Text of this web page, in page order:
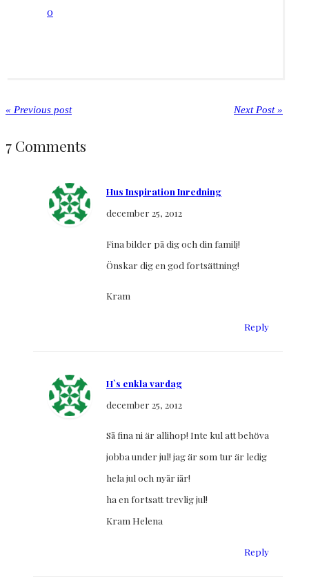
0
« Previous post Next Post »
7 Comments
Hus Inspiration Inredning
december 25, 2012
Fina bilder på dig och din familj!
Önskar dig en god fortsättning!
Kram
Reply
H`s enkla vardag
december 25, 2012
Så fina ni är allihop! Inte kul att behöva
jobba under jul! jag är som tur är ledig
hela jul och nyår iår!
ha en fortsatt trevlig jul!
Kram Helena
Reply